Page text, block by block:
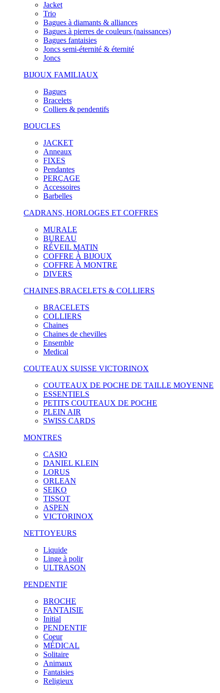
Jacket
Trio
Bagues à diamants & alliances
Bagues à pierres de couleurs (naissances)
Bagues fantaisies
Joncs semi-éternité & éternité
Joncs
BIJOUX FAMILIAUX
Bagues
Bracelets
Colliers & pendentifs
BOUCLES
JACKET
Anneaux
FIXES
Pendantes
PERÇAGE
Accessoires
Barbelles
CADRANS, HORLOGES ET COFFRES
MURALE
BUREAU
RÉVEIL MATIN
COFFRE À BIJOUX
COFFRE À MONTRE
DIVERS
CHAINES,BRACELETS & COLLIERS
BRACELETS
COLLIERS
Chaines
Chaines de chevilles
Ensemble
Medical
COUTEAUX SUISSE VICTORINOX
COUTEAUX DE POCHE DE TAILLE MOYENNE
ESSENTIELS
PETITS COUTEAUX DE POCHE
PLEIN AIR
SWISS CARDS
MONTRES
CASIO
DANIEL KLEIN
LORUS
ORLEAN
SEIKO
TISSOT
ASPEN
VICTORINOX
NETTOYEURS
Liquide
Linge à polir
ULTRASON
PENDENTIF
BROCHE
FANTAISIE
Initial
PENDENTIF
Coeur
MÉDICAL
Solitaire
Animaux
Fantaisies
Religieux